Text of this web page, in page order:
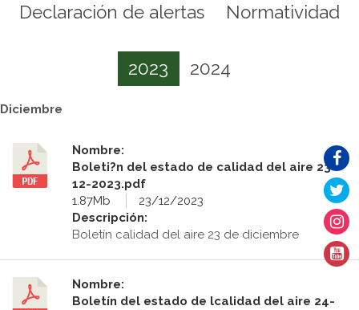
Declaración de alertas
Normatividad
2023 2024
Diciembre
Nombre:
Boleti?n del estado de calidad del aire 23-
12-2023.pdf
1.87Mb
23/12/2023
Descripción:
Boletín calidad del aire 23 de diciembre
Nombre:
Boletín del estado de lcalidad del aire 24-